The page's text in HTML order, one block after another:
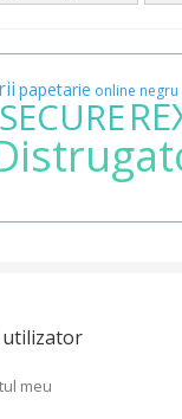
papetarie online negru
SECURE
meu